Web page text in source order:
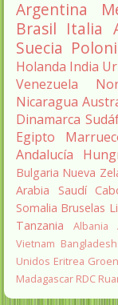
Argentina
Brasil Italia
Suecia
Holanda India
Venezuela
Nicaragua
Dinamarca
Egipto
Andalucía
Bulgaria Nueva
Arabia Saudí
Somalia Bruselas
Tanzania
Albania
Vietnam Bangladesh
Unidos Eritrea
Madagascar RDC